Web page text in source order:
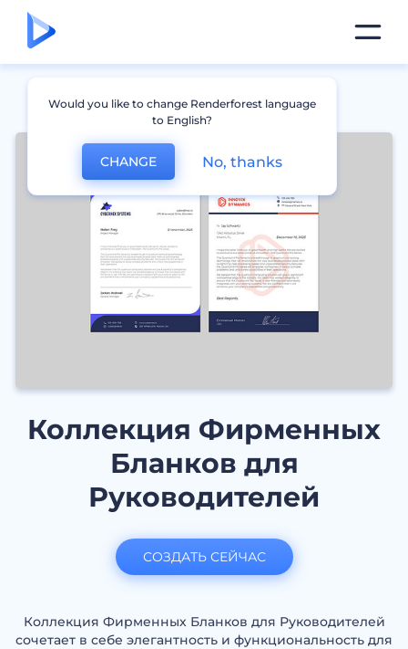
Коллекция Фирменных
Бланков для
Руководителей
Коллекция Фирменных Бланков для Руководителей
сочетает в себе элегантность и функциональность для
СОЗДАТЬ СЕЙЧАС
Would you like to change Renderforest language
to English?
CHANGE No, thanks